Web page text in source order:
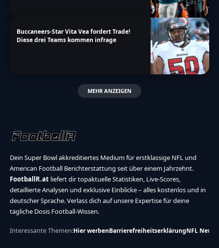
Buccaneers-Star Vita Vea fordert Trade!
Diese drei Teams kommen infrage
MEHR ANZEIGEN
Dein Super Bowl akkreditiertes Medium für erstklassige NFL und
American Football Berichterstattung seit über einem Jahrzehnt.
FootballR.at liefert dir topaktuelle Statistiken, Live-Scores,
detaillierte Analysen und exklusive Einblicke – alles kostenlos und in
deutscher Sprache. Verlass dich auf unsere Expertise für deine
tägliche Dosis Football-Wissen.
Interessante Themen:Hier werbenBarrierefreiheitserklärungNFL News